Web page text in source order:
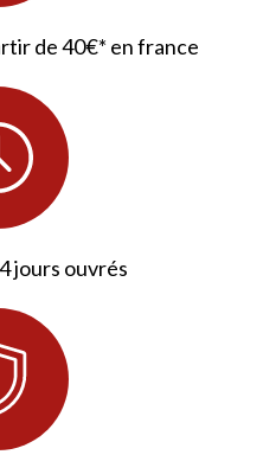
de 40€* en france
jours ouvrés